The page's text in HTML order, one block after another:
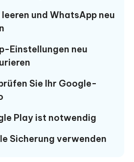
und WhatsApp neu
Einstellungen neu
Sie Ihr Google-
Play ist notwendig
Sicherung verwenden